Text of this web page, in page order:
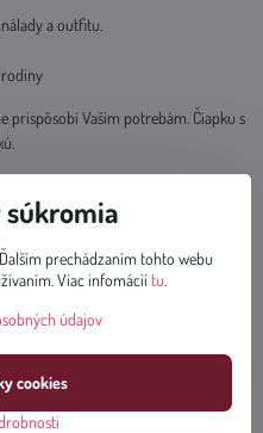
a outfitu.
rodiny
prispôsobí Vašim potrebám. Čiapku s
prechádzaním tohto webu
Viac infomáciítu.
údajov
cookies